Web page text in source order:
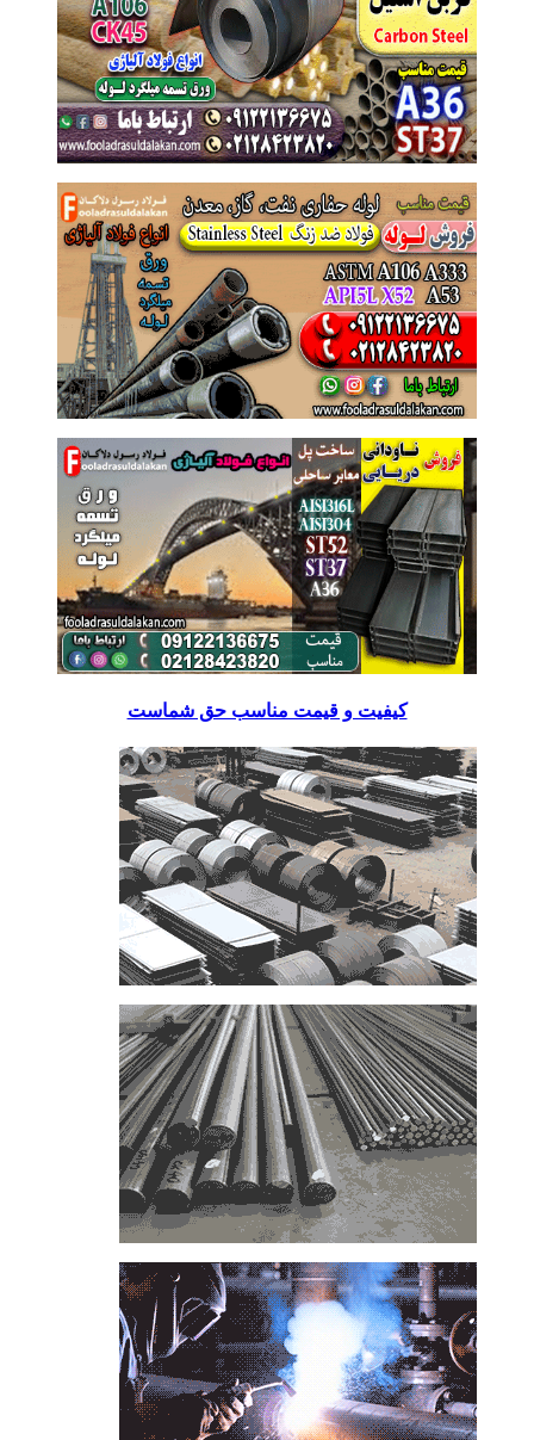
کیفیت و قیمت مناسب حق شماست